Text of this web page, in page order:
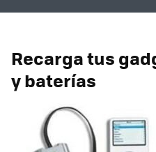
Recarga tus
y baterías